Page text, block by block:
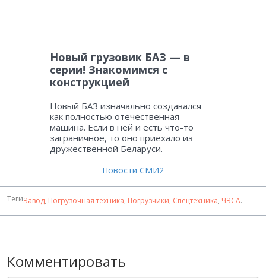
Новый грузовик БАЗ — в
серии! Знакомимся с
конструкцией
Новый БАЗ изначально создавался
как полностью отечественная
машина. Если в ней и есть что-то
заграничное, то оно приехало из
дружественной Беларуси.
Новости СМИ2
ТегиЗавод, Погрузочная техника, Погрузчики, Спецтехника, ЧЗСА.
Комментировать